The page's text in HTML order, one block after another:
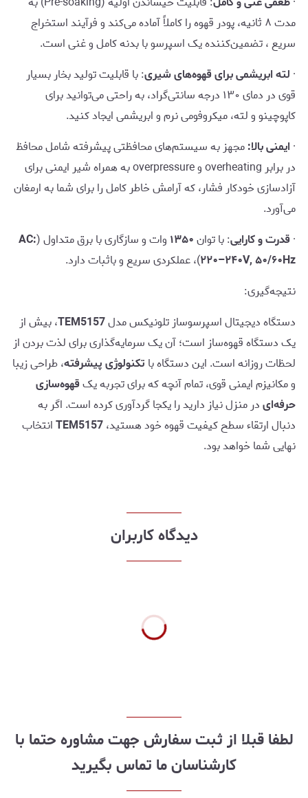
مدت ۸ ثانیه، پودر قهوه را کاملاً آماده می‌کند و فرآیند استخراج
سریع ، تضمین‌کننده یک اسپرسو با بدنه کامل و غنی است.
· لته ابریشمی برای قهوه‌های شیری: با قابلیت تولید بخار بسیار
قوی در دمای ۱۳۰ درجه سانتی‌گراد، به راحتی می‌توانید برای
کاپوچینو و لته، میکروفومی نرم و ابریشمی ایجاد کنید.
· ایمنی بالا:مجهز به سیستم‌های محافظتی پیشرفته شامل محافظ
در برابر overheating و overpressure به همراه شیر ایمنی برای
آزادسازی خودکار فشار، که آرامش خاطر کامل را برای شما به ارمغان
می‌آورد.
· قدرت و کارایی: با توان۱۳۵۰ وات و سازگاری با برق متداول (AC:
۲۲۰–۲۴۰V, ۵۰/۶۰Hz)، عملکردی سریع و باثبات دارد.
نتیجه‌گیری:
دستگاه دیجیتال اسپرسوساز تلونیکس مدلTEM5157، بیش از
یک دستگاه قهوه‌ساز است؛ آن یک سرمایه‌گذاری برای لذت بردن از
لحظات روزانه است. این دستگاه با تکنولوژی پیشرفته، طراحی زیبا
و مکانیزم ایمنی قوی، تمام آنچه که برای تجربه یکقهوه‌سازی
حرفه‌ایدر منزل نیاز دارید را یکجا گردآوری کرده است. اگر به
دنبال ارتقاء سطح کیفیت قهوه خود هستید،TEM5157انتخاب
نهایی شما خواهد بود.
دیدگاه کاربران
لطفا قبلا از ثبت سفارش جهت مشاوره حتما با
کارشناسان ما تماس بگیرید